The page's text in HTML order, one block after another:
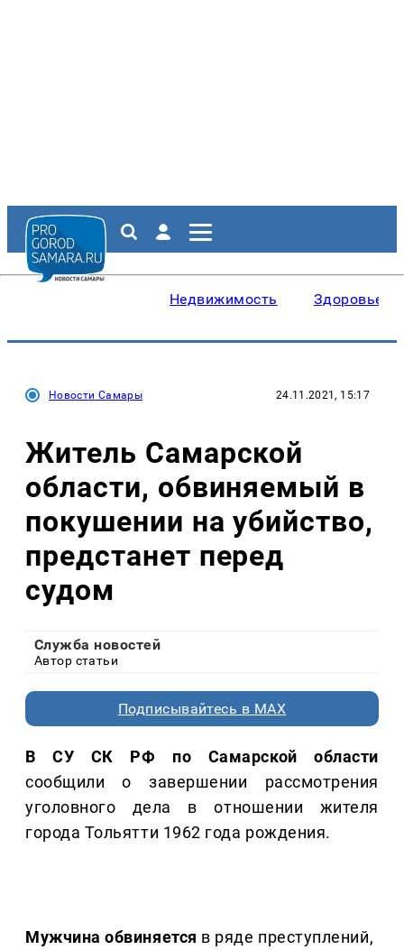
Недвижимость Здоровье
Новости Самары 24.11.2021, 15:17
Житель Самарской
области, обвиняемый в
покушении на убийство,
предстанет перед
судом
Служба новостей
Автор статьи
Подписывайтесь в MAX
В СУ СК РФ по Самарской области
сообщили о завершении рассмотрения
уголовного дела в отношении жителя
города Тольятти 1962 года рождения.
Мужчина обвиняется в ряде преступлений,